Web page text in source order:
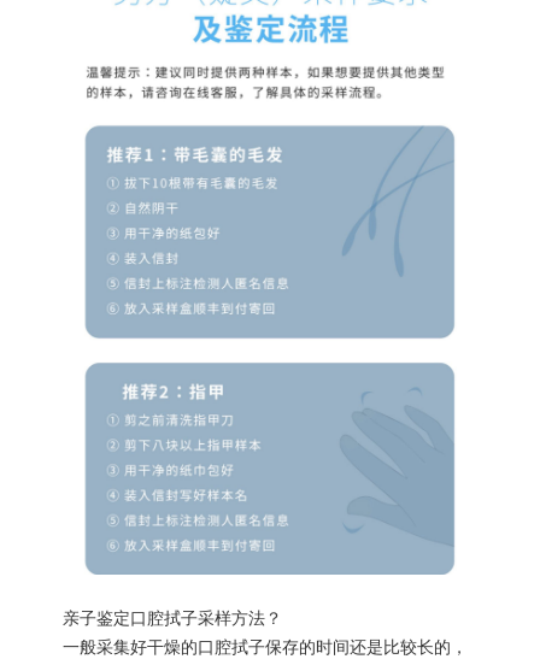
亲子鉴定口腔拭子采样方法？
一般采集好干燥的口腔拭子保存的时间还是比较长的，